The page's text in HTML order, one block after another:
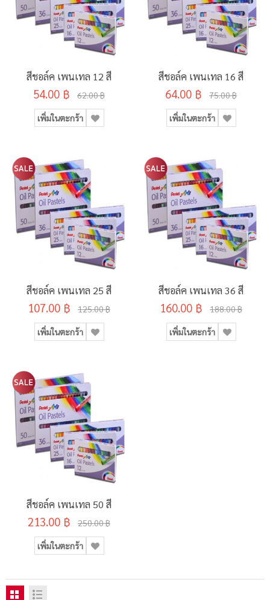
สีชอล์ค เพนเทล 12 สี
54.00 ฿ 62.00 ฿
เพิ่มในตะกร้า
สีชอล์ค เพนเทล 16 สี
64.00 ฿ 75.00 ฿
เพิ่มในตะกร้า
สีชอล์ค เพนเทล 25 สี
107.00 ฿ 125.00 ฿
เพิ่มในตะกร้า
สีชอล์ค เพนเทล 36 สี
160.00 ฿ 188.00 ฿
เพิ่มในตะกร้า
สีชอล์ค เพนเทล 50 สี
213.00 ฿ 250.00 ฿
เพิ่มในตะกร้า